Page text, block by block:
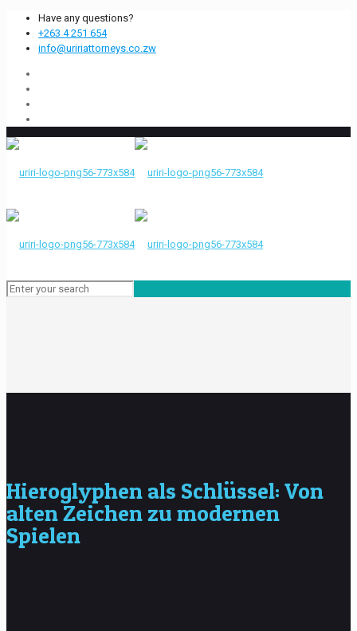
Have any questions?
+263 4 251 654
info@uririattorneys.co.zw
Hieroglyphen als Schlüssel: Von
alten Zeichen zu modernen
Spielen